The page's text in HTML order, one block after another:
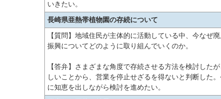
いきたい。
長崎県亜熱帯植物園の存続について
【質問】地域住民が主体的に活動している中、今なぜ
振興についてどのように取り組んでいくのか。
【答弁】さまざまな角度で存続させる方法を検討した
しいことから、営業を停止せざるを得ないと判断した
に知恵を出しながら検討を進めたい。